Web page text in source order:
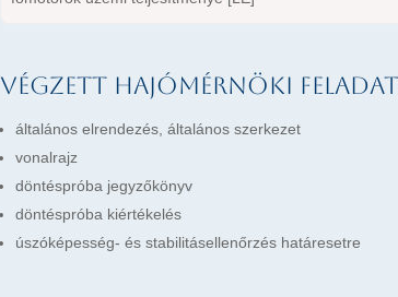
Végzett hajómérnöki
általános elrendezés, általános szerkezet
vonalrajz
döntéspróba jegyzőkönyv
döntéspróba kiértékelés
úszóképesség- és stabilitásellenőrzés határesetre